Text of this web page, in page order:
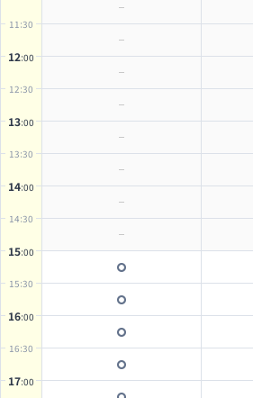
11:30
12:00
12:30
13:00
13:30
14:00
14:30
15:00
15:30
16:00
16:30
17:00